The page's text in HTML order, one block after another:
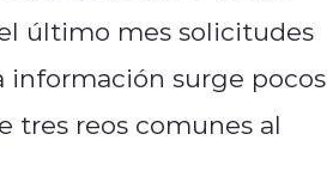
último mes solicitudes
información surge pocos
tres reos comunes al